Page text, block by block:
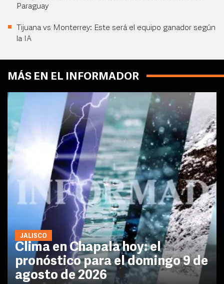
Paraguay
Tijuana vs Monterrey: Este será el equipo ganador según
la IA
MÁS EN EL INFORMADOR
JALISCO
Clima en Chapala hoy: el
pronóstico para el domingo 9 de
agosto de 2026